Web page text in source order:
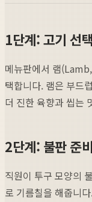
1단계: 고기 선
메뉴판에서 램
택합니다. 램은 부드
더 진한 육향과 씹는
2단계: 불판 준
직원이 투구 모양의
로 기름칠을 해줍니